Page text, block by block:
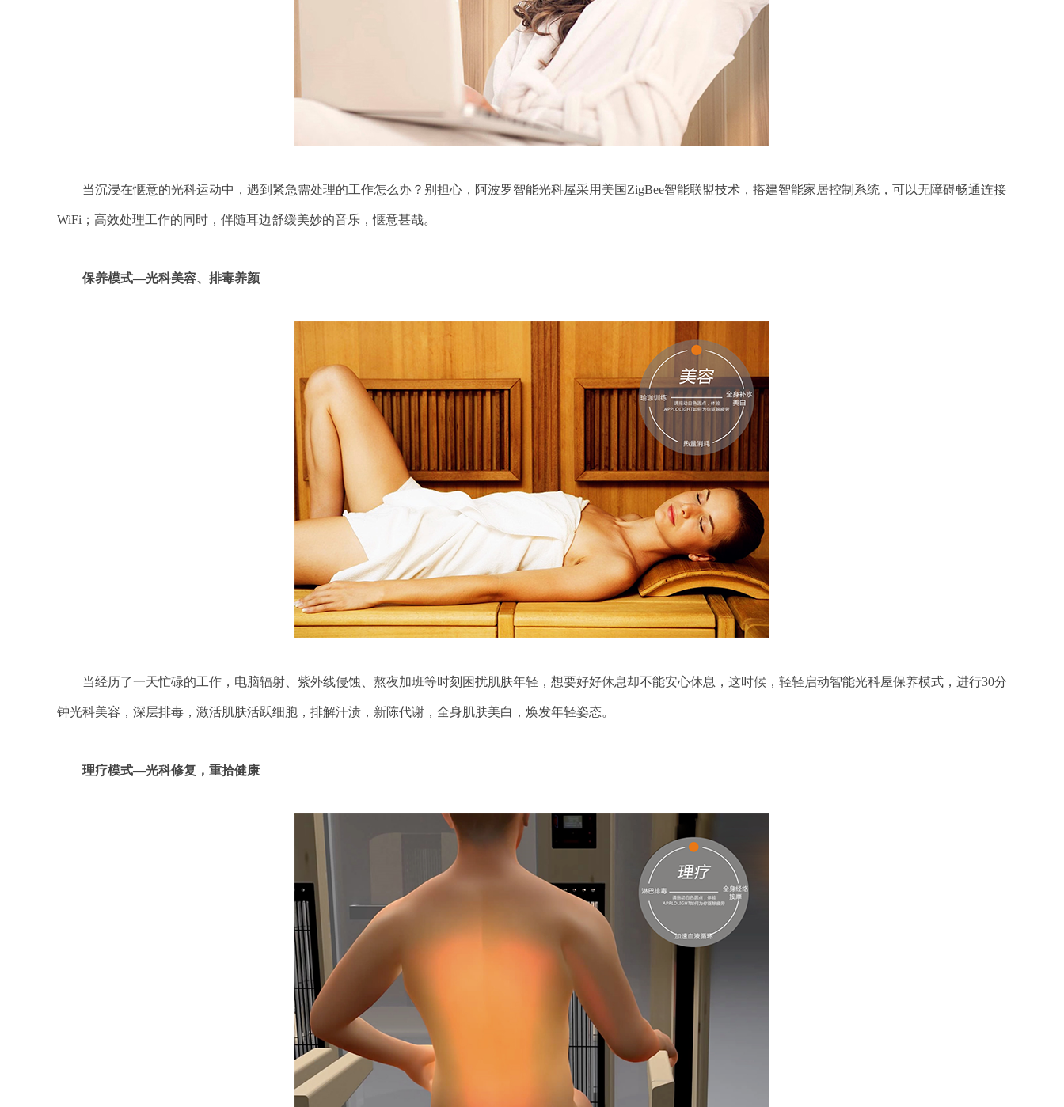
当沉浸在惬意的光科运动中，遇到紧急需处理的工作怎么办？别担心，阿波罗智能光科屋采用美国ZigBee智能联盟技术，搭建智能家居控制系统，可以无障碍畅通连接
WiFi；高效处理工作的同时，伴随耳边舒缓美妙的音乐，惬意甚哉。
保养模式—光科美容、排毒养颜
当经历了一天忙碌的工作，电脑辐射、紫外线侵蚀、熬夜加班等时刻困扰肌肤年轻，想要好好休息却不能安心休息，这时候，轻轻启动智能光科屋保养模式，进行30分
钟光科美容，深层排毒，激活肌肤活跃细胞，排解汗渍，新陈代谢，全身肌肤美白，焕发年轻姿态。
理疗模式—光科修复，重拾健康